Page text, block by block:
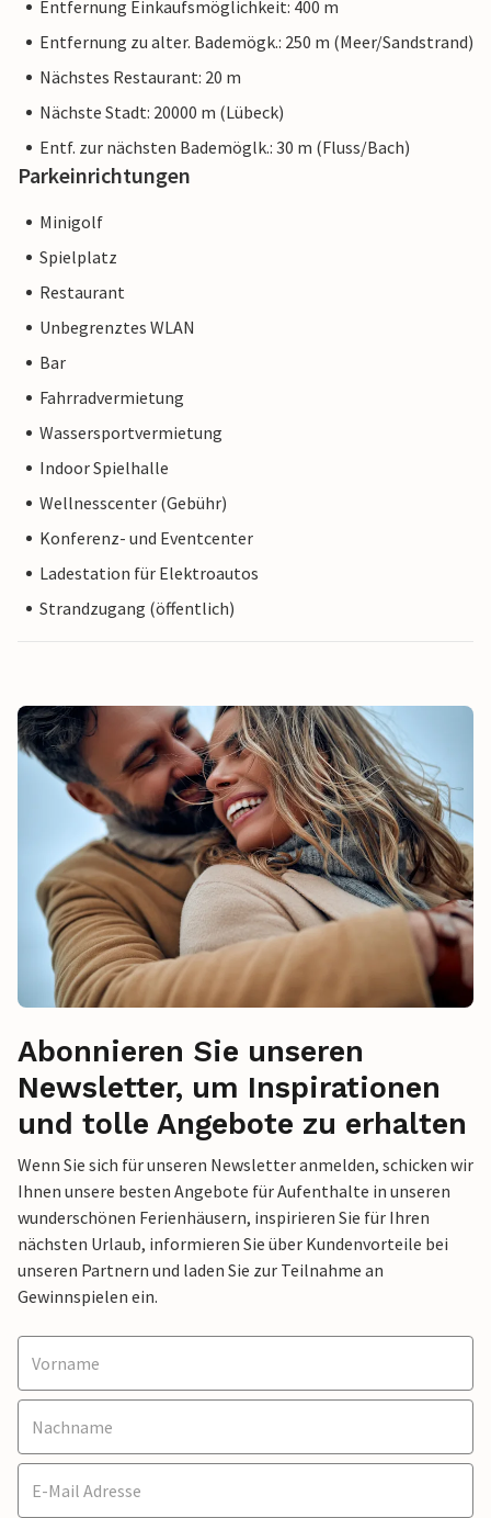
Entfernung Einkaufsmöglichkeit: 400 m
Entfernung zu alter. Bademögk.: 250 m (Meer/Sandstrand)
Nächstes Restaurant: 20 m
Nächste Stadt: 20000 m (Lübeck)
Entf. zur nächsten Bademöglk.: 30 m (Fluss/Bach)
Parkeinrichtungen
Minigolf
Spielplatz
Restaurant
Unbegrenztes WLAN
Bar
Fahrradvermietung
Wassersportvermietung
Indoor Spielhalle
Wellnesscenter (Gebühr)
Konferenz- und Eventcenter
Ladestation für Elektroautos
Strandzugang (öffentlich)
Abonnieren Sie unseren
Newsletter, um Inspirationen
und tolle Angebote zu erhalten
Wenn Sie sich für unseren Newsletter anmelden, schicken wir
Ihnen unsere besten Angebote für Aufenthalte in unseren
wunderschönen Ferienhäusern, inspirieren Sie für Ihren
nächsten Urlaub, informieren Sie über Kundenvorteile bei
unseren Partnern und laden Sie zur Teilnahme an
Gewinnspielen ein.